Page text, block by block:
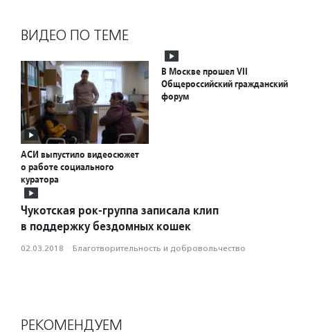
ВИДЕО ПО ТЕМЕ
АСИ выпустило видеосюжет
о работе социального
куратора
В Москве прошел VII
Общероссийский гражданский
форум
Чукотская рок-группа записала клип
в поддержку бездомных кошек
02.03.2018 · Благотвори­тель­ность и доброволь­чест­во
РЕКОМЕНДУЕМ